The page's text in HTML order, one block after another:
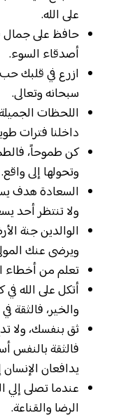
على الله.
حافظ على جمال
أصدقاء السوء.
ازرع في قلبك
سبحانه وتعالى.
اللحظات
داخلنا فترات
كن طموحاً،
وتحولها إلى واقع.
السعادة هدف
ولا تنتظر أحد
الوالدين جنة
ويرضى عنك
تعلم من أخطاء
أتكل على الله
والخير، فالثقة
ثق بنفسك، ولا
فالثقة بالنفس
يدافعان
عندما تصلى إلي
الرضا والقناعة.